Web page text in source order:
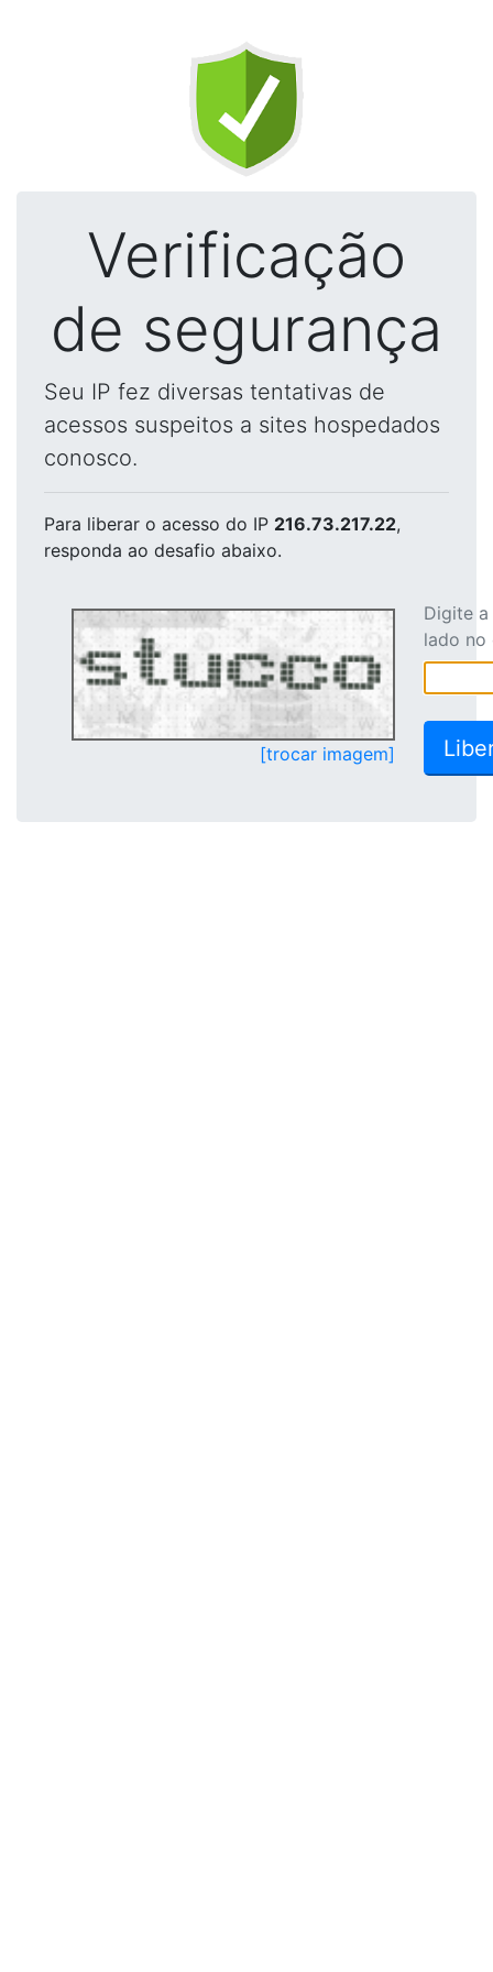
Verificação
de segurança
Seu IP fez diversas tentativas de
acessos suspeitos a sites hospedados
conosco.
Para liberar o acesso do IP 216.73.217.22,
responda ao desafio abaixo.
[trocar imagem]
Digite
lado no